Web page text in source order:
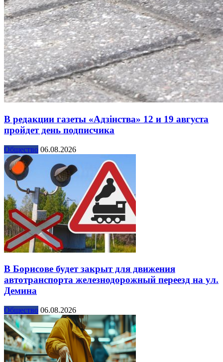
В редакции газеты «Адзінства» 12 и 19 августа
пройдет день подписчика
Общество 06.08.2026
В Борисове будет закрыт для движения
автотранспорта железнодорожный переезд на ул.
Демина
Общество 06.08.2026